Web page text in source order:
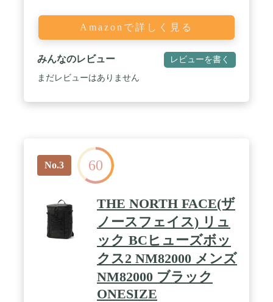
Amazonで詳しく見る
みんなのレビュー レビューを書く
まだレビューはありません
No.3 60
THE NORTH FACE(ザ
ノースフェイス) リュ
ック BCヒューズボッ
クス2 NM82000 メンズ
NM82000 ブラック
ONESIZE